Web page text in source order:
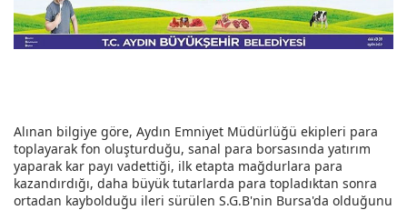
Alınan bilgiye göre, Aydın Emniyet Müdürlüğü ekipleri para
toplayarak fon oluşturduğu, sanal para borsasında yatırım
yaparak kar payı vadettiği, ilk etapta mağdurlara para
kazandırdığı, daha büyük tutarlarda para topladıktan sonra
ortadan kaybolduğu ileri sürülen S.G.B'nin Bursa'da olduğunu